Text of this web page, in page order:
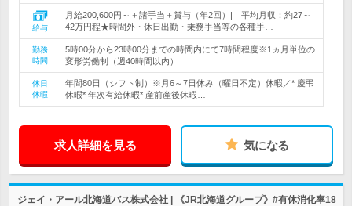
給与
月給200,600円～＋諸手当＋賞与（年2回）| 平均月収：約27～
42万円程★時間外・休日出勤・乗務手当等の各種手…
勤務
時間
5時00分から23時00分までの時間内にて7時間程度※1ヵ月単位の
変形労働制（週40時間以内）
休日
休暇
年間80日（シフト制）※月6～7日休み（曜日不定）休暇／* 慶弔
休暇* 年次有給休暇* 産前産後休暇…
求人詳細を見る 気になる
ジェイ・アール北海道バス株式会社 | 《JR北海道グループ》#有休消化率18